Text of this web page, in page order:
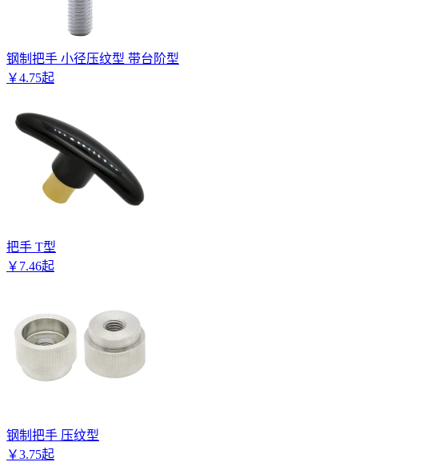
钢制把手 小径压纹型 带台阶型
￥4.75起
把手 T型
￥ 7.46起
钢制把手 压纹型
￥3.75起